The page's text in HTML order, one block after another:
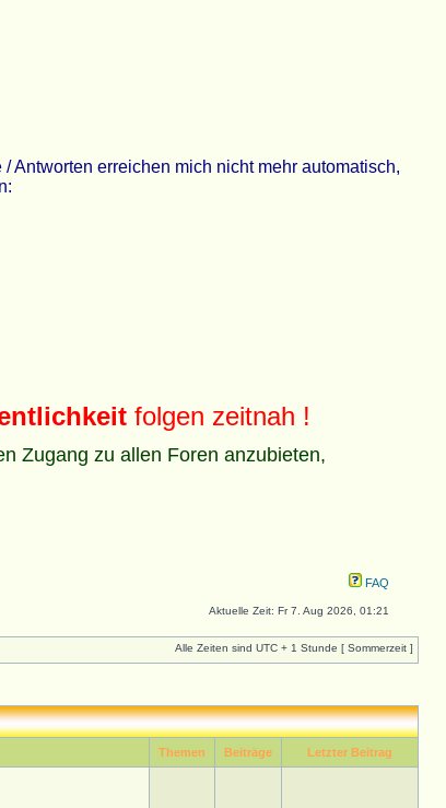
Antworten erreichen mich nicht mehr automatisch,
folgen zeitnah !
Zugang zu allen Foren anzubieten,
FAQ
Aktuelle Zeit: Fr 7. Aug 2026, 01:21
Alle Zeiten sind UTC + 1 Stunde [ Sommerzeit ]
Themen Beiträge Letzter Beitrag